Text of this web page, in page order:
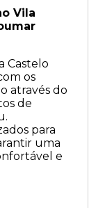
Vila
Castelo
os
através do
de
para
uma
e